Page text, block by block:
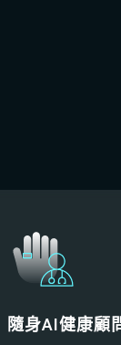
隨身AI健康顧